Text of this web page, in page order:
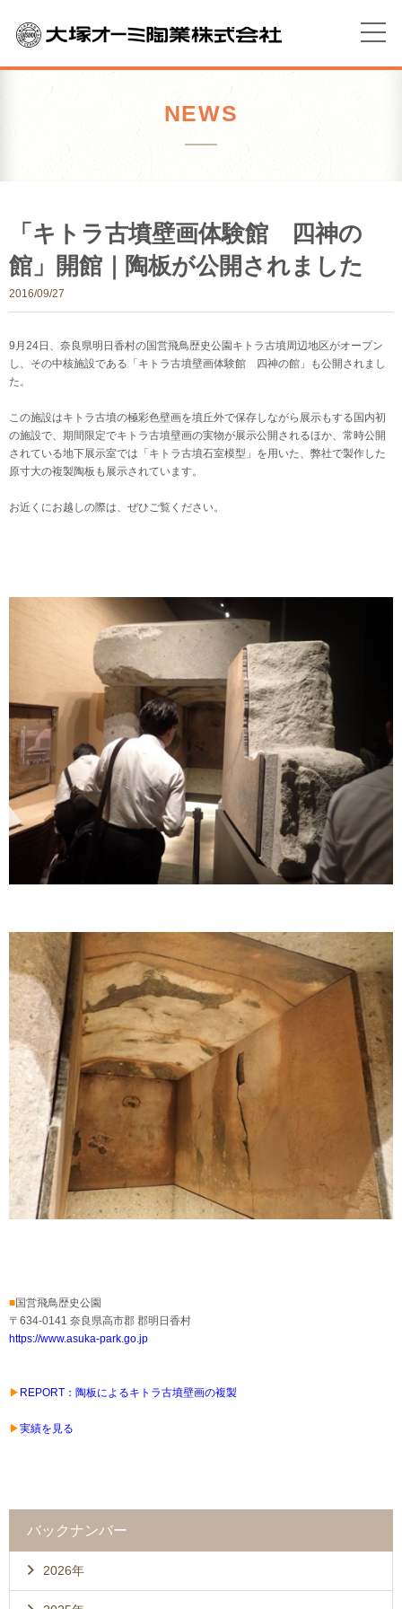
NEWS
「キトラ古墳壁画体験館 四神の
館」開館｜陶板が公開されました
2016/09/27
9月24日、奈良県明日香村の国営飛鳥歴史公園キトラ古墳周辺地区がオープン
し、その中核施設である「キトラ古墳壁画体験館 四神の館」も公開されまし
た。
この施設はキトラ古墳の極彩色壁画を墳丘外で保存しながら展示もする国内初
の施設で、期間限定でキトラ古墳壁画の実物が展示公開されるほか、常時公開
されている地下展示室では「キトラ古墳石室模型」を用いた、弊社で製作した
原寸大の複製陶板も展示されています。
お近くにお越しの際は、ぜひご覧ください。
■国営飛鳥歴史公園
〒634-0141 奈良県高市郡 郡明日香村
https://www.asuka-park.go.jp
▶ REPORT：︎陶板によるキトラ古墳壁画の複製
▶︎実績を見る
バックナンバー
2026年